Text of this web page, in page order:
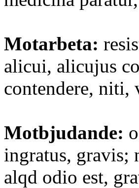
Motarbeta:
alicui, alicujus
contendere, niti,
Motbjudande:
ingratus, gravis;
alqd odio est,